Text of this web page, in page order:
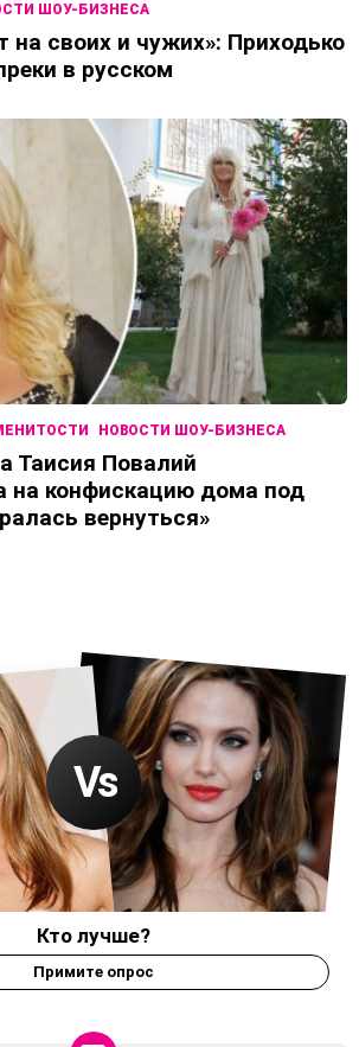
ШОУ-БИЗНЕСА
на своих и чужих»: Приходько
в русском
НОВОСТИ ШОУ-БИЗНЕСА
Таисия Повалий
на конфискацию дома под
вернуться»
Кто лучше?
Примите опрос